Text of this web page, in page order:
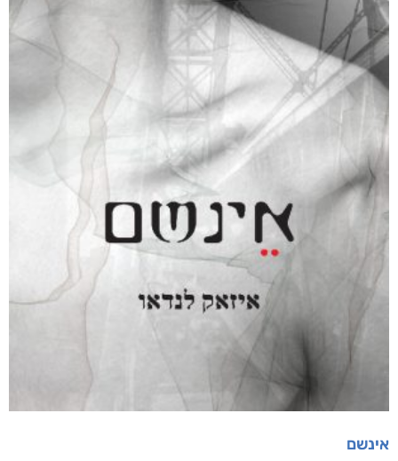
אינשם